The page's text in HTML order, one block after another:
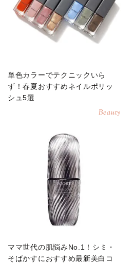
単色カラーでテクニックいら
ず！春夏おすすめネイルポリッ
シュ5選
Beauty
ママ世代の肌悩みNo.1！シミ・
そばかすにおすすめ最新美白コ